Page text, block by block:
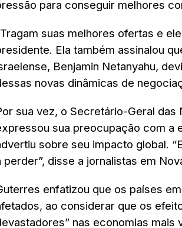
para conseguir melhores
suas melhores ofertas e
Ela também assinalou
Benjamin Netanyahu,
novas dinâmicas de
sua vez, o Secretário-Geral
sua preocupação com a
sobre seu impacto global.
perder”, disse a jornalistas em
enfatizou que os países
ao considerar que os
nas economias mais